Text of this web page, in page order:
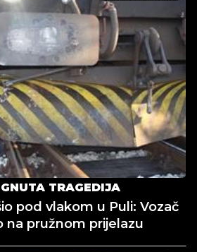
TRAGEDIJA
pod vlakom u Puli: Vozač
na pružnom prijelazu